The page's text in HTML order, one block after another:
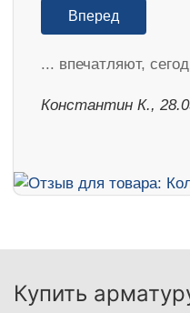
Вперед
... впечатляют,
Константин К.,
Купить